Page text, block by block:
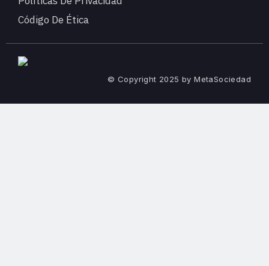
Código De Ética
© Copyright 2025 by MetaSociedad